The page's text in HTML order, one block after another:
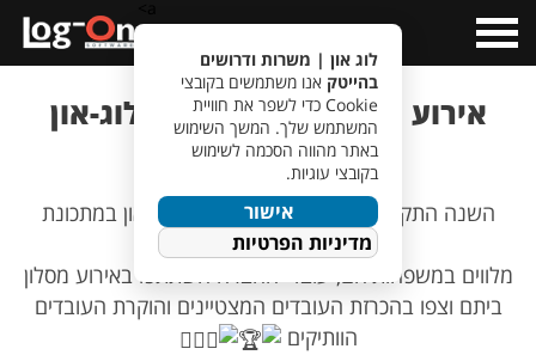
Menu
אירוע חנוכה 2020 לעובדי לוג-און
במתכונת קצת שונה
השנה התקיים אירוע חנוכה 2020 של לוג-און במתכונת
מקוונת ומרגשת!
מלווים במשפחותיהם, עובדי החברה השתתפו באירוע מסלון
ביתם וצפו בהכרזת העובדים המצטיינים והוקרת העובדים
הוותיקים
לוג און | משרות ודרושים
בהייטק אנו משתמשים בקובצי
Cookie כדי לשפר את חוויית
המשתמש שלך. המשך השימוש
באתר מהווה הסכמה לשימוש
בקובצי עוגיות.
אישור
מדיניות הפרטיות